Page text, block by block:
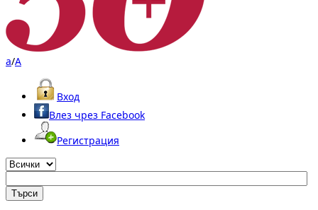
a/A
Вход
Влез чрез Facebook
Регистрация